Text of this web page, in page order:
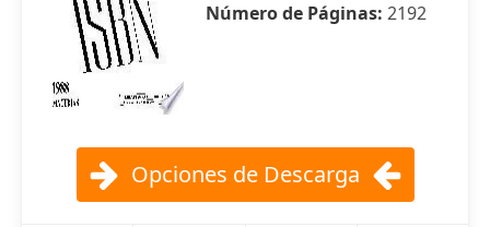
Número de Páginas: 2192
Opciones de Descarga